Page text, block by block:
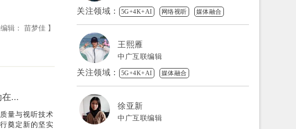
编辑： 苗梦佳 】
...
量与视听技术
奠定新的坚实
关注领域： 5G+4K+AI 网络视听 媒体融合
王熙雁
中广互联编辑
关注领域： 5G+4K+AI 媒体融合
徐亚新
中广互联编辑